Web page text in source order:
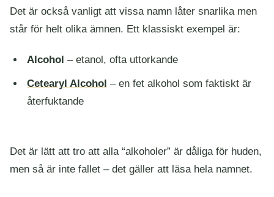
Det är också vanligt att vissa namn låter snarlika men
står för helt olika ämnen. Ett klassiskt exempel är:
Alcohol – etanol, ofta uttorkande
Cetearyl Alcohol – en fet alkohol som faktiskt är
återfuktande
Det är lätt att tro att alla “alkoholer” är dåliga för huden,
men så är inte fallet – det gäller att läsa hela namnet.